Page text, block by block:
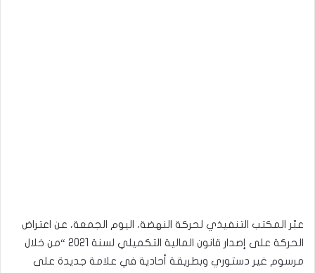
عبّر المكتب التنفيذي لحركة النهضة، اليوم الجمعة، عن اعتراض
الحركة على إصدار قانون المالية التكميلي لسنة 2021 “من خلال
مرسوم غير دستوري وبطريقة أحادية في علامة جديدة على